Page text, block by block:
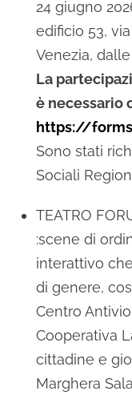
24 giugno
edificio 53,
Venezia,
La
è necessario
https://
Sono stati
Sociali
TEATRO
:scene di
interattivo
di genere,
Centro
Cooperativa
cittadine e
Marghera